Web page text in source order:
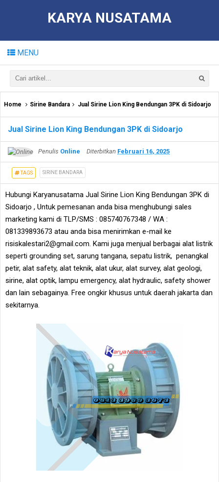
KARYA NUSATAMA
MENU
Home Sirine Bandara Jual Sirine Lion King Bendungan 3PK di Sidoarjo
Jual Sirine Lion King Bendungan 3PK di Sidoarjo
Penulis Online Diterbitkan Februari 16, 2025
TAGS SIRINE BANDARA
Hubungi Karyanusatama Jual Sirine Lion King Bendungan 3PK di
Sidoarjo , Untuk pemesanan anda bisa menghubungi sales
marketing kami di TLP/SMS : 085740767348 / WA :
081339893673 atau anda bisa menirimkan e-mail ke
risiskalestari2@gmail.com. Kami juga menjual berbagai alat listrik
seperti grounding set, sarung tangana, sepatu listrik, penangkal
petir, alat safety, alat teknik, alat ukur, alat survey, alat geologi,
sirine, alat optik, lampu emergency, alat hydraulic, safety shower
dan lain sebagainya. Free ongkir khusus untuk daerah jakarta dan
sekitarnya.